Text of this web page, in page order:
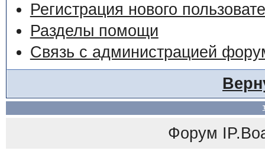
Регистрация нового
Разделы помощи
Связь с администрацией
Форум